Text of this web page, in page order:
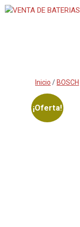
Saltar
Inicio / BOSCH
¡Oferta!